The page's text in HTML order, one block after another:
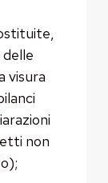
visura
non